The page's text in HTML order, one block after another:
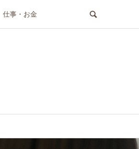
仕事・お金